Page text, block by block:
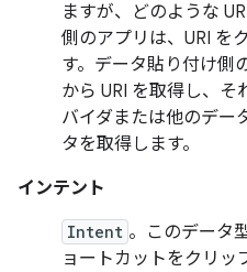
ますが、どのような
側のアプリは、URI を
す。データ貼り付け側
から URI を取得し、
バイダまたは他のデー
タを取得します。
インテント
Intent 。このデータ
ョートカットをクリッ